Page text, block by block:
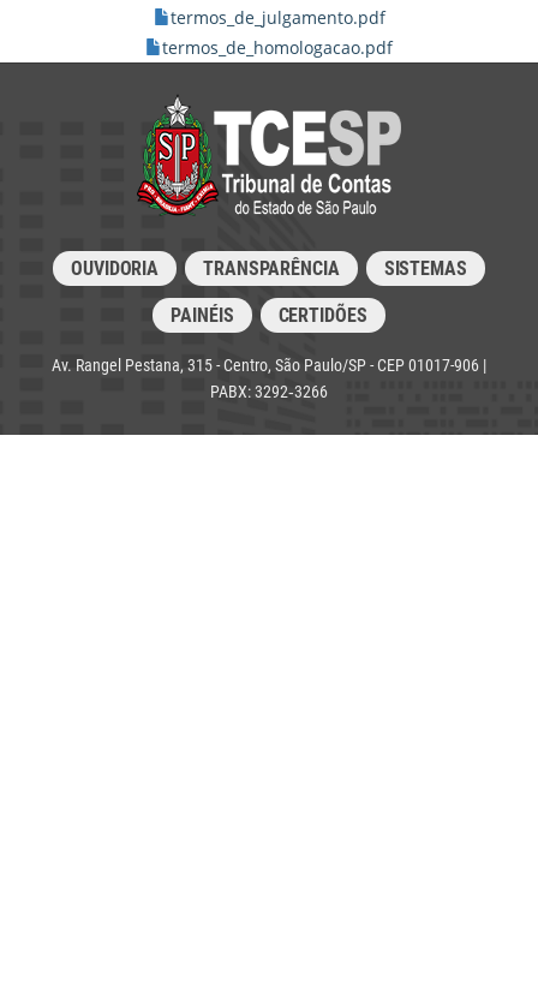
termos_de_julgamento.pdf
termos_de_homologacao.pdf
OUVIDORIA TRANSPARÊNCIA SISTEMAS
PAINÉIS CERTIDÕES
Av. Rangel Pestana, 315 - Centro, São Paulo/SP - CEP 01017-906 |
PABX: 3292‑3266